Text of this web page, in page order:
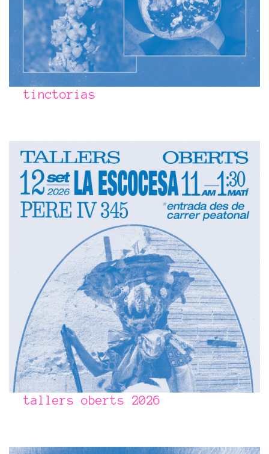
tinctorias
tallers oberts 2026